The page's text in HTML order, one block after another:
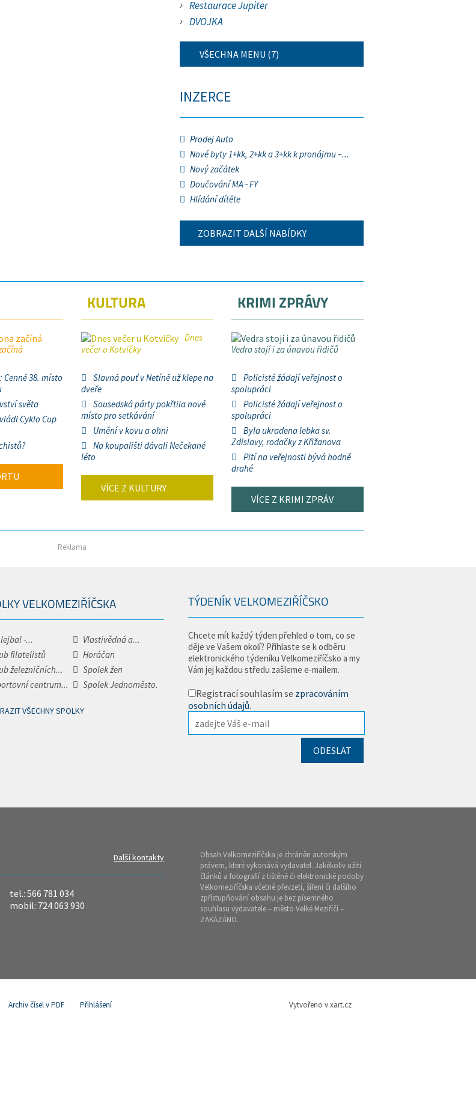
Restaurace Jupiter
DVOJKA
VŠECHNA MENU (7)
INZERCE
Prodej Auto
Nové byty 1+kk, 2+kk a 3+kk k pronájmu –...
Nový začátek
Doučování MA - FY
Hlídání dítěte
ZOBRAZIT DALŠÍ NABÍDKY
38. místo
světa
Cyklo Cup
KULTURA
Dnes
večer u Kotvičky
Slavná pouť v Netíně už klepe na
dveře
Sousedská párty pokřtila nové
místo pro setkávání
Umění v kovu a ohni
Na koupališti dávali Nečekané
léto
VÍCE Z KULTURY
KRIMI ZPRÁVY
Vedra stojí i za únavou řidičů
Policisté žádají veřejnost o
spolupráci
Policisté žádají veřejnost o
spolupráci
Byla ukradena lebka sv.
Zdislavy, rodačky z Křižanova
Pití na veřejnosti bývá hodně
drahé
VÍCE Z KRIMI ZPRÁV
Reklama
VELKOMEZIŘÍČSKA
-...
Vlastivědná a...
filatelistů
Horáčan
železničních...
Spolek žen
centrum...
Spolek Jednoměsto.
VŠECHNY SPOLKY
TÝDENÍK VELKOMEZIŘÍČSKO
Chcete mít každý týden přehled o tom, co se
děje ve Vašem okolí? Přihlaste se k odběru
elektronického týdeníku Velkomeziříčsko a my
Vám jej každou středu zašleme e-mailem.
Registrací souhlasím se zpracováním
osobních údajů.
Další kontakty
tel.: 566 781 034
mobil: 724 063 930
Obsah Velkomeziříčska je chráněn autorským
právem, které vykonává vydavatel. Jakékoliv užití
článků a fotografií z tištěné či elektronické podoby
Velkomeziříčska včetně převzetí, šíření či dalšího
zpřístupňování obsahu je bez písemného
souhlasu vydavatele – město Velké Meziříčí –
ZAKÁZÁNO.
Archiv čísel v PDF Přihlášení Vytvořeno v xart.cz